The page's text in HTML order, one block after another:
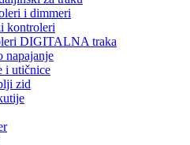
i dimmeri
kontroleri
DIGITALNA traka
napajanje
i utičnice
zid